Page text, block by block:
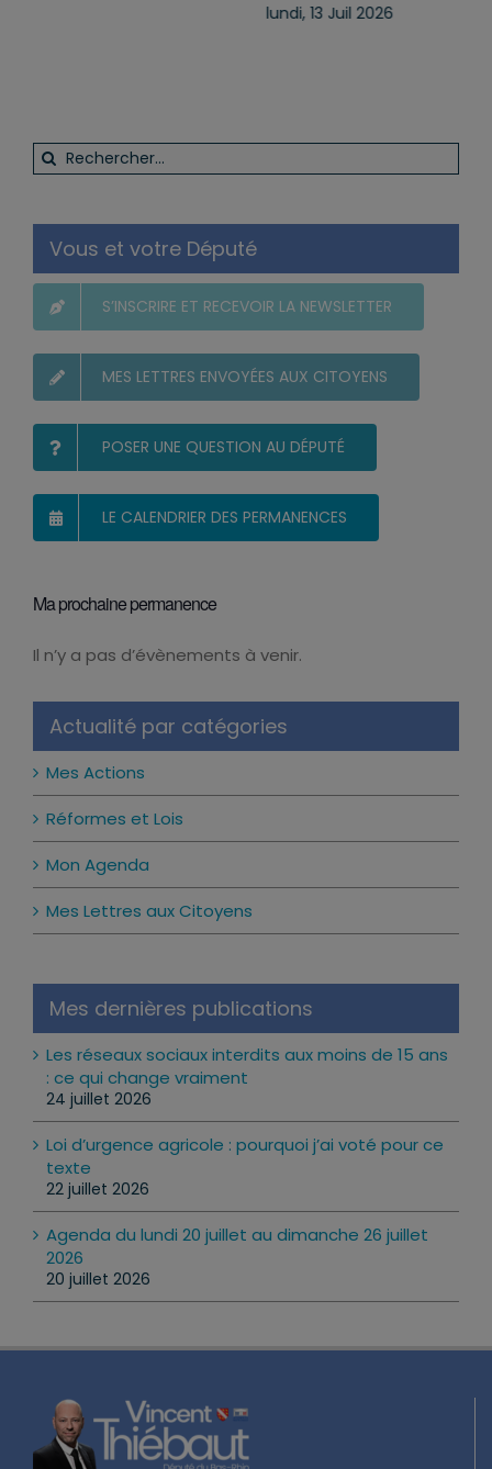
lundi, 13 Juil 2026
Rechercher:
Vous et votre Député
S’INSCRIRE ET RECEVOIR LA NEWSLETTER
MES LETTRES ENVOYÉES AUX CITOYENS
POSER UNE QUESTION AU DÉPUTÉ
LE CALENDRIER DES PERMANENCES
Ma prochaine permanence
Notice
Il n’y a pas d’évènements à venir.
Actualité par catégories
Mes Actions
Réformes et Lois
Mon Agenda
Mes Lettres aux Citoyens
Mes dernières publications
Les réseaux sociaux interdits aux moins de 15 ans
: ce qui change vraiment
24 juillet 2026
Loi d’urgence agricole : pourquoi j’ai voté pour ce
texte
22 juillet 2026
Agenda du lundi 20 juillet au dimanche 26 juillet
2026
20 juillet 2026